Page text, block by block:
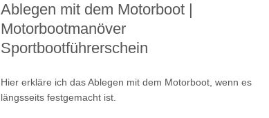
Ablegen mit dem Motorboot |
Motorbootmanöver
Sportbootführerschein
Hier erkläre ich das Ablegen mit dem Motorboot, wenn es
längsseits festgemacht ist.